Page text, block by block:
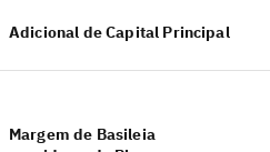
Adicional de Capital Principal
Margem de Basileia